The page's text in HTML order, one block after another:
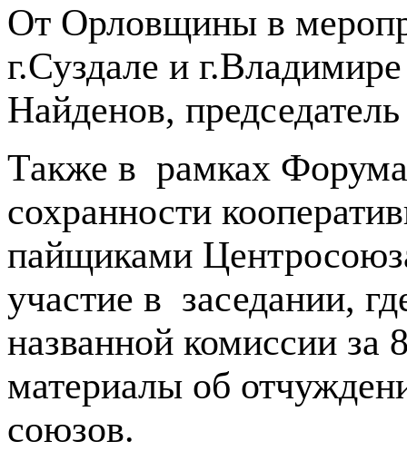
От Орловщины в
г.Суздале и
Найденов,
Также в рамках Форума
сохранности
пайщиками
участие в заседании,
названной комиссии за
материалы об
союзов.